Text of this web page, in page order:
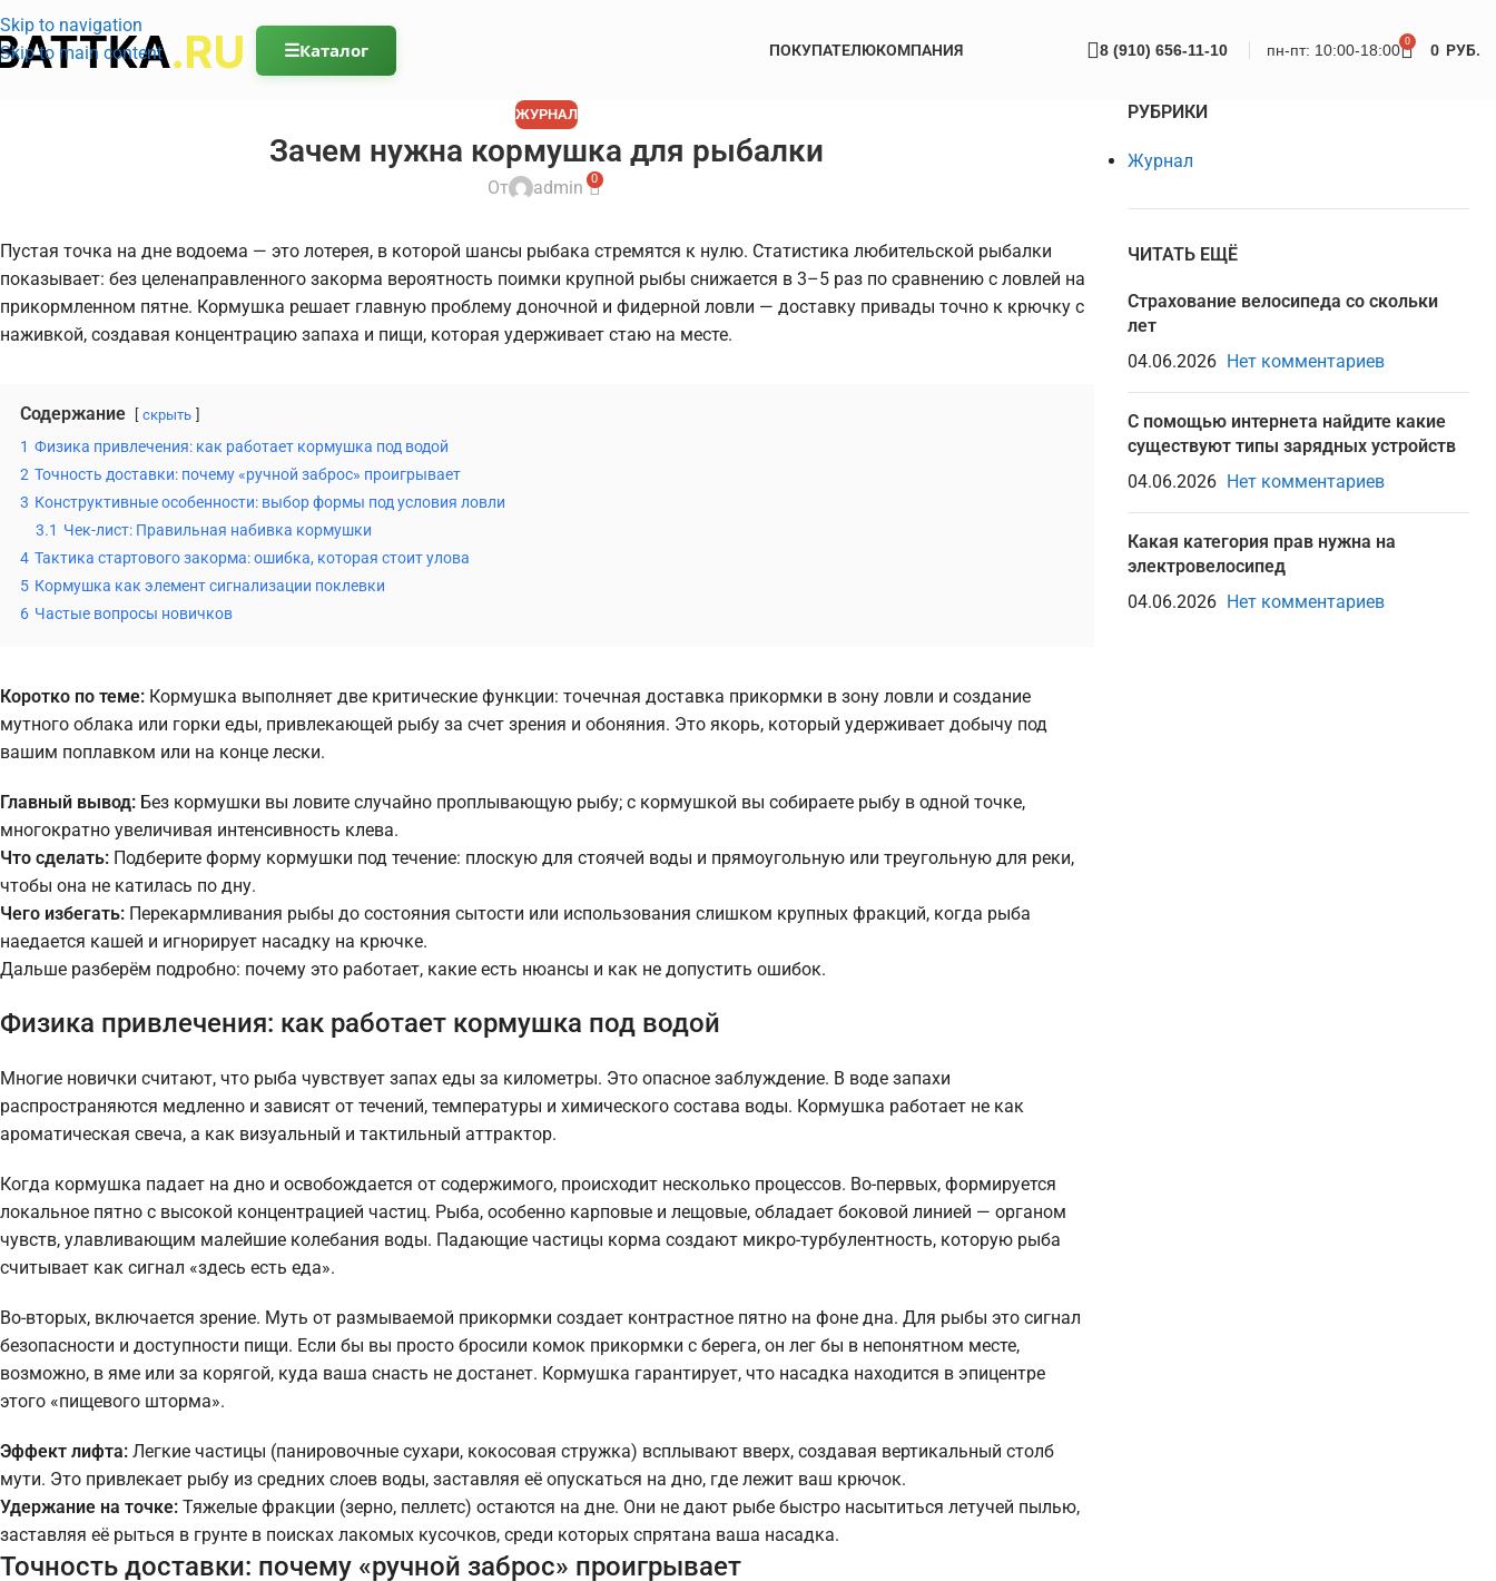
Skip to navigation
Skip to main content
☰Каталог ПОКУПАТЕЛЮКОМПАНИЯ 8 (910) 656-11-10 пн-пт: 10:00-18:00 0 0 РУБ.
ЖУРНАЛ
Зачем нужна кормушка для рыбалки
От admin 0
Пустая точка на дне водоема — это лотерея, в которой шансы рыбака стремятся к нулю. Статистика любительской рыбалки
показывает: без целенаправленного закорма вероятность поимки крупной рыбы снижается в 3–5 раз по сравнению с ловлей на
прикормленном пятне. Кормушка решает главную проблему доночной и фидерной ловли — доставку привады точно к крючку с
наживкой, создавая концентрацию запаха и пищи, которая удерживает стаю на месте.
Содержание скрыть
1 Физика привлечения: как работает кормушка под водой
2 Точность доставки: почему «ручной заброс» проигрывает
3 Конструктивные особенности: выбор формы под условия ловли
3.1 Чек-лист: Правильная набивка кормушки
4 Тактика стартового закорма: ошибка, которая стоит улова
5 Кормушка как элемент сигнализации поклевки
6 Частые вопросы новичков
Коротко по теме: Кормушка выполняет две критические функции: точечная доставка прикормки в зону ловли и создание
мутного облака или горки еды, привлекающей рыбу за счет зрения и обоняния. Это якорь, который удерживает добычу под
вашим поплавком или на конце лески.
Главный вывод: Без кормушки вы ловите случайно проплывающую рыбу; с кормушкой вы собираете рыбу в одной точке,
многократно увеличивая интенсивность клева.
Что сделать: Подберите форму кормушки под течение: плоскую для стоячей воды и прямоугольную или треугольную для реки,
чтобы она не катилась по дну.
Чего избегать: Перекармливания рыбы до состояния сытости или использования слишком крупных фракций, когда рыба
наедается кашей и игнорирует насадку на крючке.
Дальше разберём подробно: почему это работает, какие есть нюансы и как не допустить ошибок.
Физика привлечения: как работает кормушка под водой
Многие новички считают, что рыба чувствует запах еды за километры. Это опасное заблуждение. В воде запахи
распространяются медленно и зависят от течений, температуры и химического состава воды. Кормушка работает не как
ароматическая свеча, а как визуальный и тактильный аттрактор.
Когда кормушка падает на дно и освобождается от содержимого, происходит несколько процессов. Во-первых, формируется
локальное пятно с высокой концентрацией частиц. Рыба, особенно карповые и лещовые, обладает боковой линией — органом
чувств, улавливающим малейшие колебания воды. Падающие частицы корма создают микро-турбулентность, которую рыба
считывает как сигнал «здесь есть еда».
Во-вторых, включается зрение. Муть от размываемой прикормки создает контрастное пятно на фоне дна. Для рыбы это сигнал
безопасности и доступности пищи. Если бы вы просто бросили комок прикормки с берега, он лег бы в непонятном месте,
возможно, в яме или за корягой, куда ваша снасть не достанет. Кормушка гарантирует, что насадка находится в эпицентре
этого «пищевого шторма».
Эффект лифта: Легкие частицы (панировочные сухари, кокосовая стружка) всплывают вверх, создавая вертикальный столб
мути. Это привлекает рыбу из средних слоев воды, заставляя её опускаться на дно, где лежит ваш крючок.
Удержание на точке: Тяжелые фракции (зерно, пеллетс) остаются на дне. Они не дают рыбе быстро насытиться летучей пылью,
заставляя её рыться в грунте в поисках лакомых кусочков, среди которых спрятана ваша насадка.
Точность доставки: почему «ручной заброс» проигрывает
РУБРИКИ
Журнал
ЧИТАТЬ ЕЩЁ
Страхование велосипеда со скольки
лет
04.06.2026 Нет комментариев
С помощью интернета найдите какие
существуют типы зарядных устройств
04.06.2026 Нет комментариев
Какая категория прав нужна на
электровелосипед
04.06.2026 Нет комментариев